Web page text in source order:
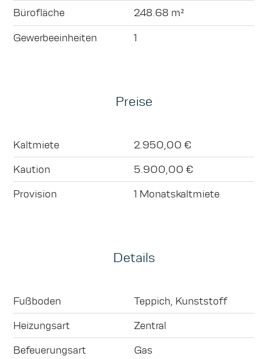
Bürofläche 248.68 m²
Gewerbeeinheiten 1
Preise
Kaltmiete 2.950,00 €
Kaution 5.900,00 €
Provision 1 Monatskaltmiete
Details
Fußboden Teppich, Kunststoff
Heizungsart Zentral
Befeuerungsart Gas